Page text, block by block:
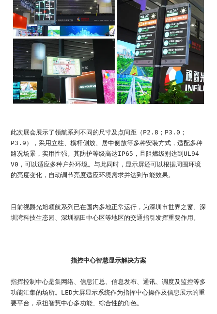
此次展会展示了领航系列不同的尺寸及点间距（P2.8；P3.0；
P3.9），采用立柱、横杆侧放、居中侧放等多种安装方式，适配多种
路况场景，实用性强。其防护等级高达IP65，且阻燃级别达到UL94
V0，可以适应多种户外环境。与此同时，显示屏还可以根据周围环境
的亮度变化，自动调节亮度适应环境需求并达到节能效果。
目前视爵光旭领航系列已在国内多地正常运行，为深圳市世界之窗、深
圳湾科技生态园、深圳福田中心区等地区的交通指引发挥重要作用。
指控中心智慧显示解决方案
指挥控制中心是集网络、信息汇总、信息发布、通讯、调度及监控等多
功能汇集的场所。LED大屏显示系统作为指挥中心操作及信息展示的重
要平台，承担智慧中心多功能、综合性的角色。